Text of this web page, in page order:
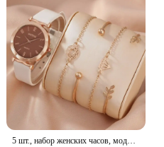
5 шт., набор женских часов, модные повседневные кварцевые часы, модный простой браслет, набор часов